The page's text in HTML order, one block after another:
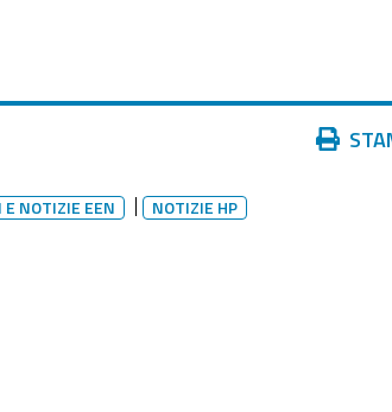
Azioni
E NOTIZIE EEN NOTIZIE HP